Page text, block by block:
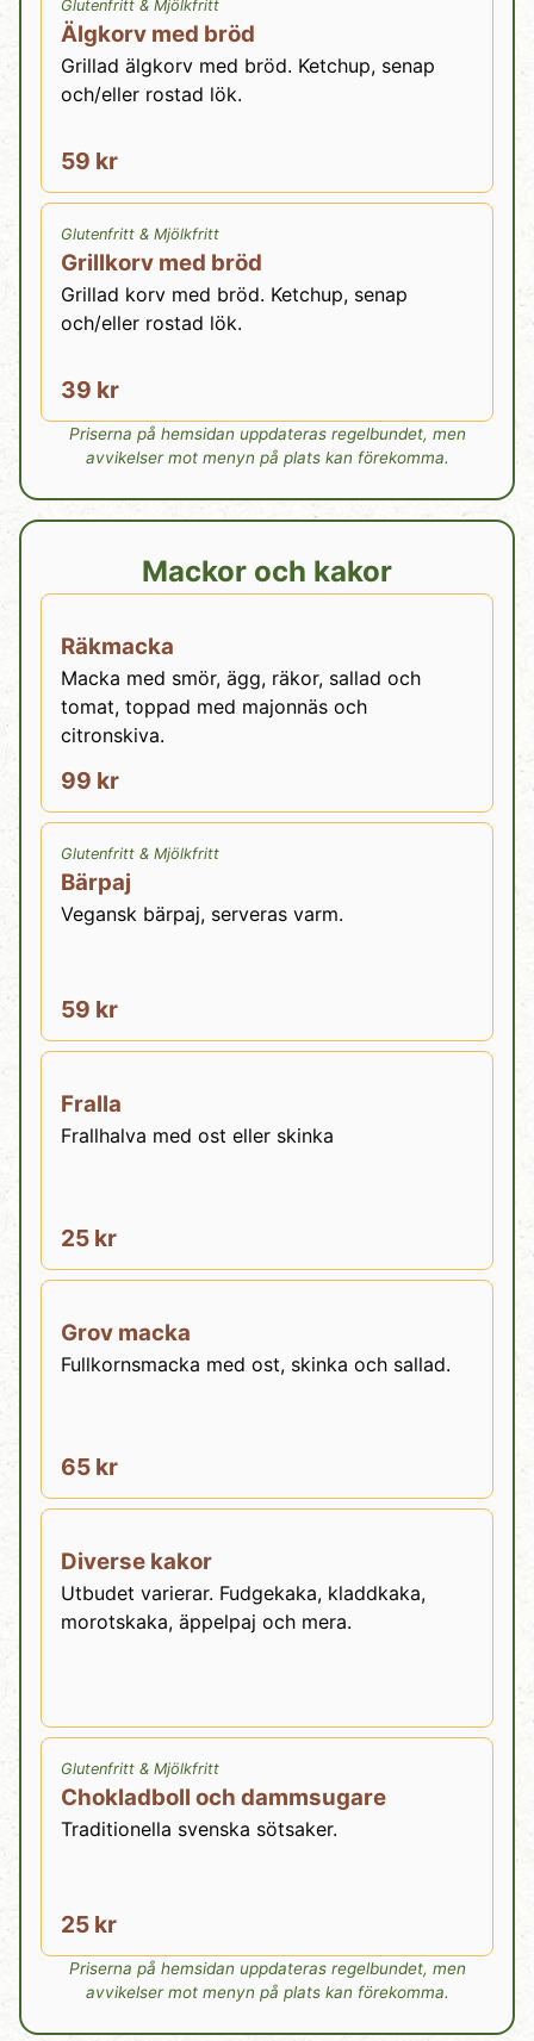
Glutenfritt & Mjölkfritt
Älgkorv med bröd
Grillad älgkorv med bröd. Ketchup, senap
och/eller rostad lök.
59 kr
Glutenfritt & Mjölkfritt
Grillkorv med bröd
Grillad korv med bröd. Ketchup, senap
och/eller rostad lök.
39 kr
Priserna på hemsidan uppdateras regelbundet, men
avvikelser mot menyn på plats kan förekomma.
Mackor och kakor
Räkmacka
Macka med smör, ägg, räkor, sallad och
tomat, toppad med majonnäs och
citronskiva.
99 kr
Glutenfritt & Mjölkfritt
Bärpaj
Vegansk bärpaj, serveras varm.
59 kr
Fralla
Frallhalva med ost eller skinka
25 kr
Grov macka
Fullkornsmacka med ost, skinka och sallad.
65 kr
Diverse kakor
Utbudet varierar. Fudgekaka, kladdkaka,
morotskaka, äppelpaj och mera.
Glutenfritt & Mjölkfritt
Chokladboll och dammsugare
Traditionella svenska sötsaker.
25 kr
Priserna på hemsidan uppdateras regelbundet, men
avvikelser mot menyn på plats kan förekomma.